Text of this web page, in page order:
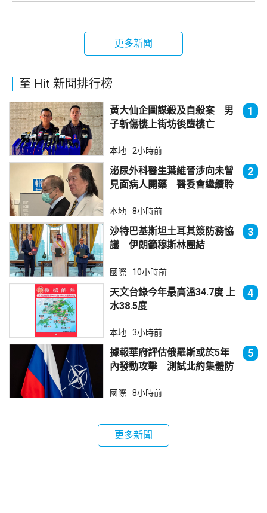
更多新聞
至 Hit 新聞排行榜
黃大仙企圖謀殺及自殺案 男
子斬傷樓上街坊後墮樓亡
1
本地 2小時前
泌尿外科醫生葉維晉涉向未曾
見面病人開藥 醫委會繼續聆
2
本地 8小時前
沙特巴基斯坦土耳其簽防務協
議 伊朗籲穆斯林團結
3
國際 10小時前
天文台錄今年最高溫34.7度 上
水38.5度
4
本地 3小時前
據報華府評估俄羅斯或於5年
內發動攻擊 測試北約集體防
5
國際 8小時前
更多新聞